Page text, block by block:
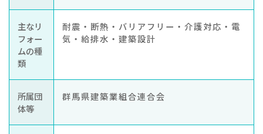
主なリ
フォー
ムの種
類
耐震・断熱・バリアフリー・介護対応・電
気・給排水・建築設計
所属団
体等
群馬県建築業組合連合会